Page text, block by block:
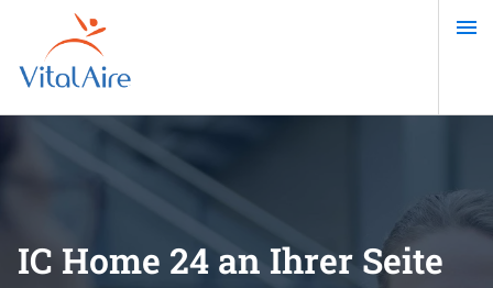
Inhalt
IC Home 24 an Ihrer Seite